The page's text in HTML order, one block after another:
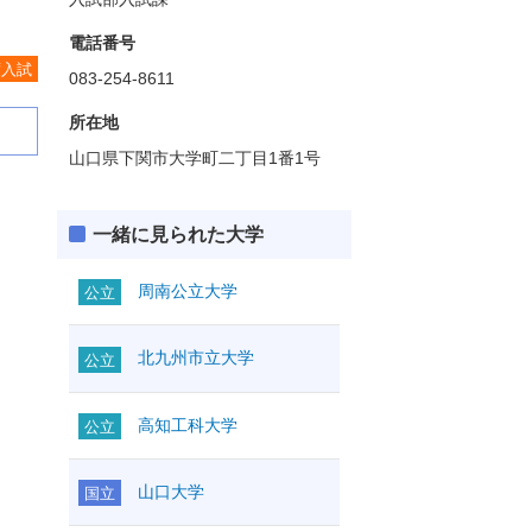
試
電話番号
083-254-8611
所在地
山口県下関市大学町二丁目1番1号
一緒に見られた大学
公立 周南公立大学
公立 北九州市立大学
公立 高知工科大学
国立 山口大学